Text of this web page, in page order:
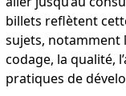
billets reflètent
sujets, notamment
codage, la qualité,
pratiques de